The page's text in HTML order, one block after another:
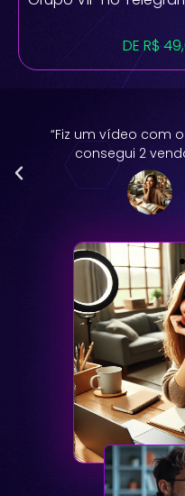
DE R$
“Economizei horas
alcance